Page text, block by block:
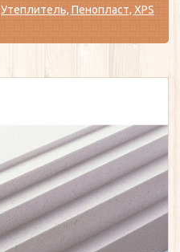
Утеплитель, Пенопласт, XPS